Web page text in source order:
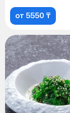
от 5550 ₸